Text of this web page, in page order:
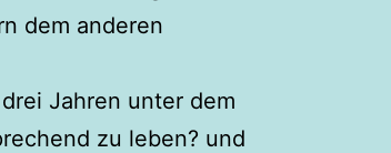
dem anderen
Jahren unter dem
zu leben? und